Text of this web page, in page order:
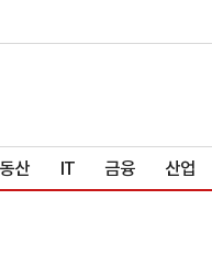
산 IT 금융 산업